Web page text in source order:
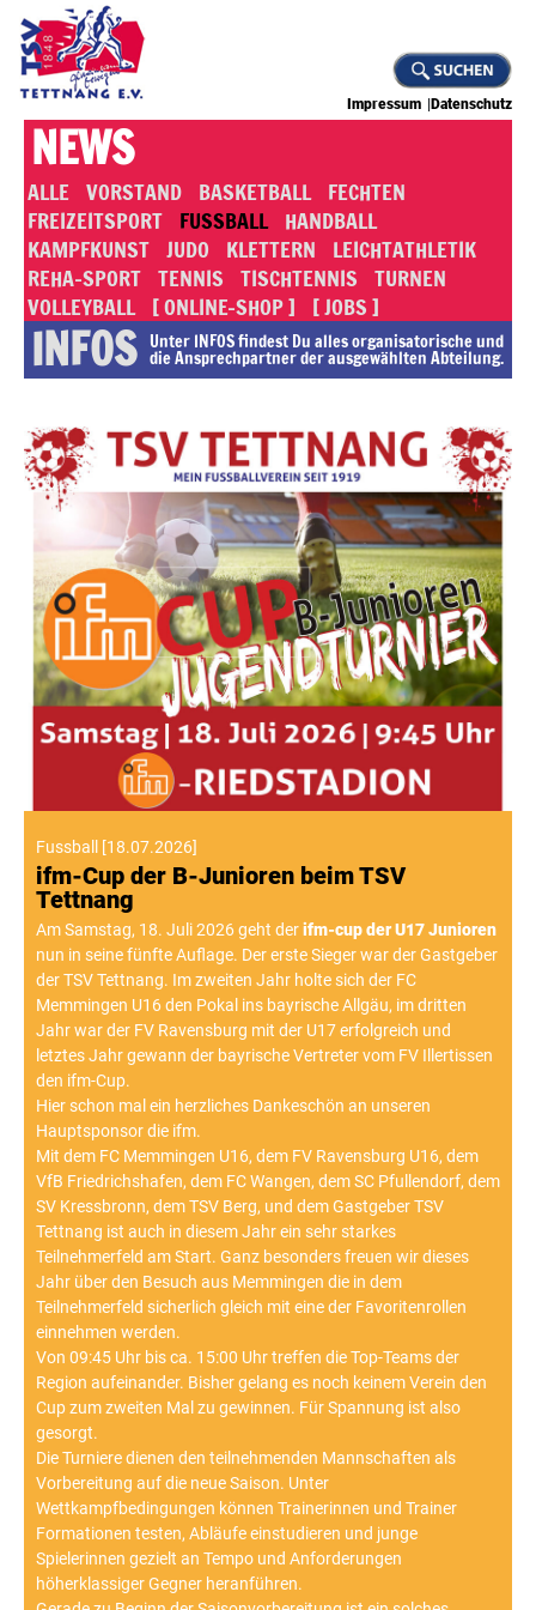
Impressum Datenschutz
NEWS
ALLE VORSTAND BASKETBALL FECHTEN
FREIZEITSPORT FUSSBALL HANDBALL
KAMPFKUNST JUDO KLETTERN
LEICHTATHLETIK
REHA-SPORT TENNIS TISCHTENNIS TURNEN
VOLLEYBALL [ ONLINE-SHOP ] [ JOBS ]
INFOS Unter INFOS findest Du alles or­ga­ni­sa­to­rische und
die An­sprech­part­ner der ausgewählten Abteilung.
Fussball [18.07.2026]
ifm-Cup der B-Junioren beim TSV
Tettnang
Am Samstag, 18. Juli 2026 geht derifm-cup der U17 Junioren
nun in seine fünfte Auflage. Der erste Sieger war der Gastgeber
der TSV Tettnang. Im zweiten Jahr holte sich der FC
Memmingen U16 den Pokal ins bayrische Allgäu, im dritten
Jahr war der FV Ravensburg mit der U17 erfolgreich und
letztes Jahr gewann der bayrische Vertreter vom FV Illertissen
den ifm-Cup.
Hier schon mal ein herzliches Dankeschön an unseren
Hauptsponsor die ifm.
Mit dem FC Memmingen U16, dem FV Ravensburg U16, dem
VfB Friedrichshafen, dem FC Wangen, dem SC Pfullendorf, dem
SV Kressbronn, dem TSV Berg, und dem Gastgeber TSV
Tettnang ist auch in diesem Jahr ein sehr starkes
Teilnehmerfeld am Start. Ganz besonders freuen wir dieses
Jahr über den Besuch aus Memmingen die in dem
Teilnehmerfeld sicherlich gleich mit eine der Favoritenrollen
einnehmen werden.
Von 09:45 Uhr bis ca. 15:00 Uhr treffen die Top-Teams der
Region aufeinander. Bisher gelang es noch keinem Verein den
Cup zum zweiten Mal zu gewinnen. Für Spannung ist also
gesorgt.
Die Turniere dienen den teilnehmenden Mannschaften als
Vorbereitung auf die neue Saison. Unter
Wettkampfbedingungen können Trainerinnen und Trainer
Formationen testen, Abläufe einstudieren und junge
Spielerinnen gezielt an Tempo und Anforderungen
höherklassiger Gegner heranführen.